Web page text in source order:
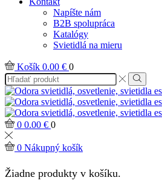
Napíšte nám
B2B spolupráca
Katalógy
Svietidlá na mieru
Košík 0.00 € 0
Search
input
Search
0 0.00 € 0
0 Nákupný košík
Žiadne produkty v košíku.